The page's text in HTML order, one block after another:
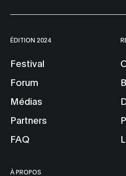
ÉDITION 2024
Festival
Forum
Médias
Partners
FAQ
À PROPOS